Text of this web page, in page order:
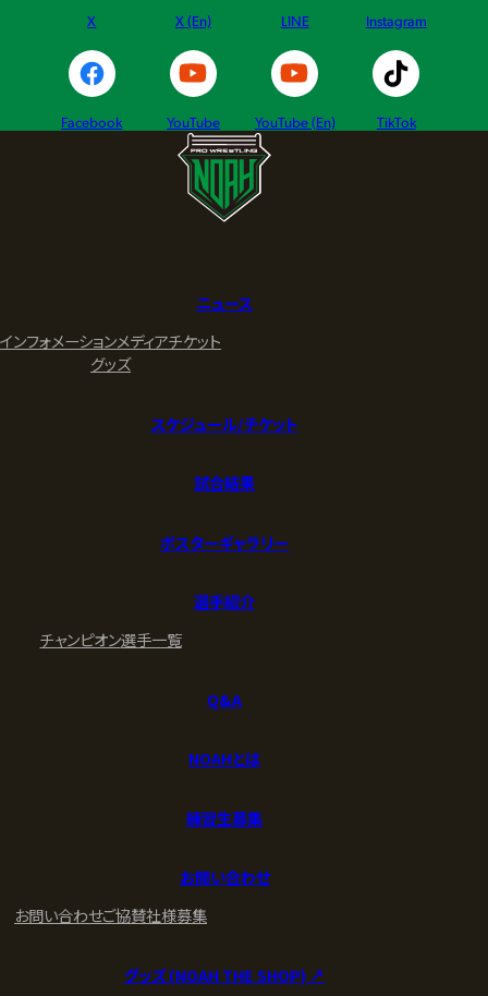
X X (En) LINE Instagram
Facebook YouTube YouTube (En) TikTok
ニュース
インフォメーションメディアチケット
グッズ
スケジュール/チケット
試合結果
ポスターギャラリー
選手紹介
チャンピオン選手一覧
Q&A
NOAHとは
練習生募集
お問い合わせ
お問い合わせご協賛社様募集
グッズ (NOAH THE SHOP) ↗︎